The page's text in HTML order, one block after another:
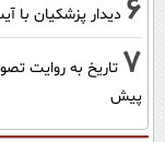
6 دیدار پزشکیان با
7
پیش